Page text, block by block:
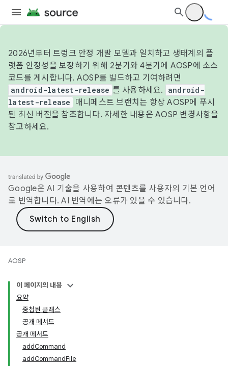
2026년부터 트렁크 안정 개발 모델과 일치하고 생태계의 플
랫폼 안정성을 보장하기 위해 2분기와 4분기에 AOSP에 소스
코드를 게시합니다. AOSP를 빌드하고 기여하려면
android-latest-release 를 사용하세요.
android-
latest-release
매니페스트 브랜치는 항상 AOSP에 푸시
된 최신 버전을 참조합니다. 자세한 내용은 AOSP 변경사항을
참고하세요.
Google은 AI 기술을 사용하여 콘텐츠를 사용자의 기본 언어
로 번역합니다. AI 번역에는 오류가 있을 수 있습니다.
AOSP
이 페이지의 내용
요약
중첩된 클래스
공개 메서드
공개 메서드
addCommand
addCommandFile